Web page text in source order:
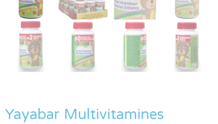
Yayabar Multivitamines